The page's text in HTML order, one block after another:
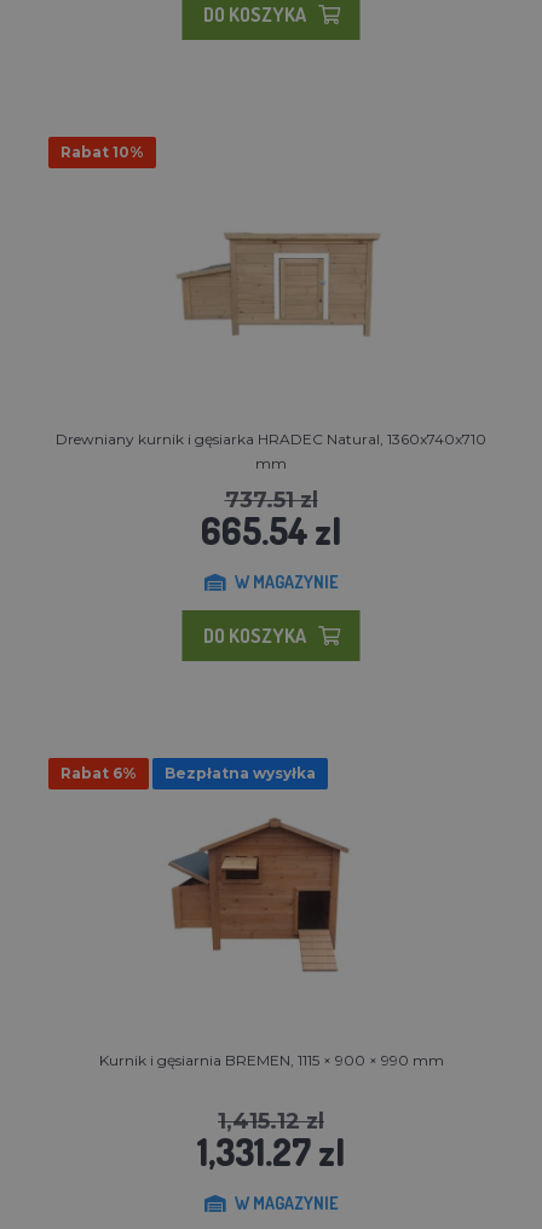
DO KOSZYKA
Rabat 10%
Drewniany kurnik i gęsiarka HRADEC Natural, 1360x740x710
mm
737.51 zl
665.54 zl
W MAGAZYNIE
DO KOSZYKA
Rabat 6% Bezpłatna wysyłka
Kurnik i gęsiarnia BREMEN, 1115 × 900 × 990 mm
1,415.12 zl
1,331.27 zl
W MAGAZYNIE